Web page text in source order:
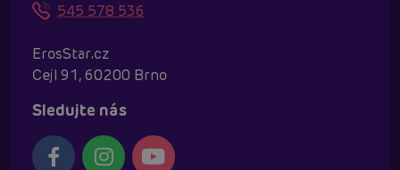
545 578 536
ErosStar.cz
Cejl 91, 60200 Brno
Sledujte nás